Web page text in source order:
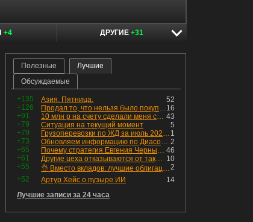
+4 ДРУГИЕ +31
Полезные
Лучшие
Обсуждаемые
+135 52
Азия. Пятница.
+126
16
Продал то, что нельзя было покупать. Изменения в портфеле
+91
43
10 млн р на счету сделали меня счастливым? Ожидание vs Реальность!
+79
5
Ситуация на текущий момент
+79
1
Грузоперевозки по ЖД за июль 2026 г. — четвёртый месяц подряд роста, чёрные металлы на уровне прошлого года, а каменный уголь в плюсе.
+73
2
Обновляем информацию по Диасофту: дивиденды и выкуп
+65
46
Почему стратегия Евгения Черных приведет вас к убыткам в 2026 году
+61
10
Другие цеха отказываются от таких деталей — а мы построили на них производство с оборотом 70 млн
+55
2
👌 Вместо вкладов: лучшие облигации — только супер надёжные
+52
14
Артур Хейс о пузыре ИИ
Лучшие записи за 24 часа